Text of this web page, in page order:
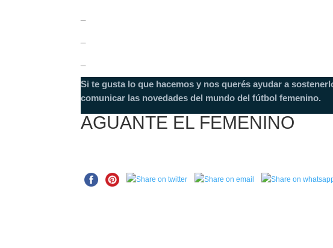
Si te gusta lo que hacemos y nos querés ayudar a
comunicar las novedades del mundo del fútbol femenino.
AGUANTE EL FEMENINO